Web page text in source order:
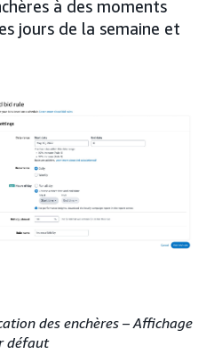
à des moments
jours de la semaine et
des enchères – Affichage
défaut